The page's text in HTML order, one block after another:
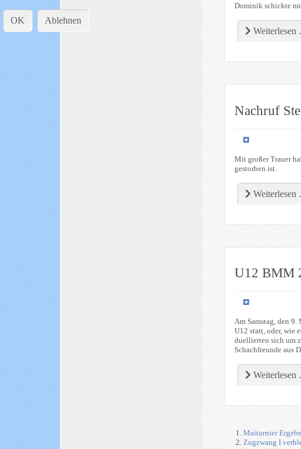
Dominik schickte
Nachruf
Mit großer Trauer
gestorben ist.
U12 BMM
Am Samstag, den
U12 statt, oder, wie
duellierten sich um
Schachfreunde aus
Maiturnier
Zugzwang I
OK Ablehnen